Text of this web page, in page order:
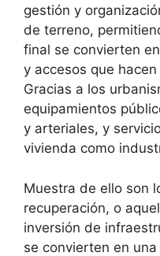
gestión y
de terreno,
final se convierten
y accesos que
Gracias a los
equipamientos
y arteriales, y
vivienda como
Muestra de ello son
recuperación, o
inversión de
se convierten en